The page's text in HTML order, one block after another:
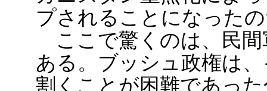
プされることになった
ここで驚くのは、民間
ある。ブッシュ政権は
割くことが困難であっ